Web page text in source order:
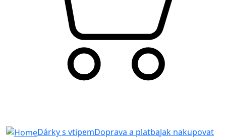
Dárky s vtipemDoprava a platbaJak nakupovat